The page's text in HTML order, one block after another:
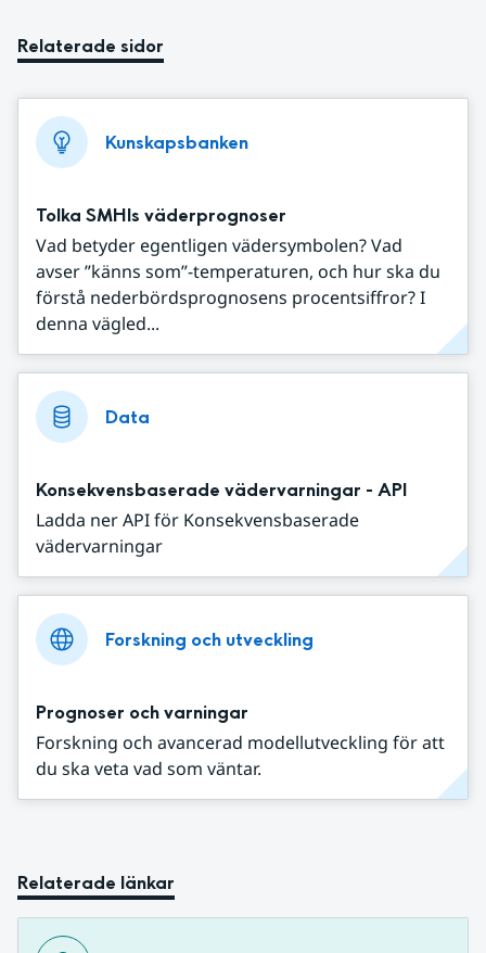
Relaterade sidor
Kunskapsbanken
Tolka SMHIs väderprognoser
Vad betyder egentligen vädersymbolen? Vad
avser ”känns som”-temperaturen, och hur ska du
förstå nederbördsprognosens procentsiffror? I
denna vägled...
Data
Konsekvensbaserade vädervarningar - API
Ladda ner API för Konsekvensbaserade
vädervarningar
Forskning och utveckling
Prognoser och varningar
Forskning och avancerad modellutveckling för att
du ska veta vad som väntar.
Relaterade länkar